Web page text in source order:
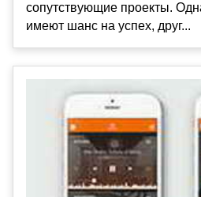
сопутствующие проекты.
имеют шанс на успех, друг...